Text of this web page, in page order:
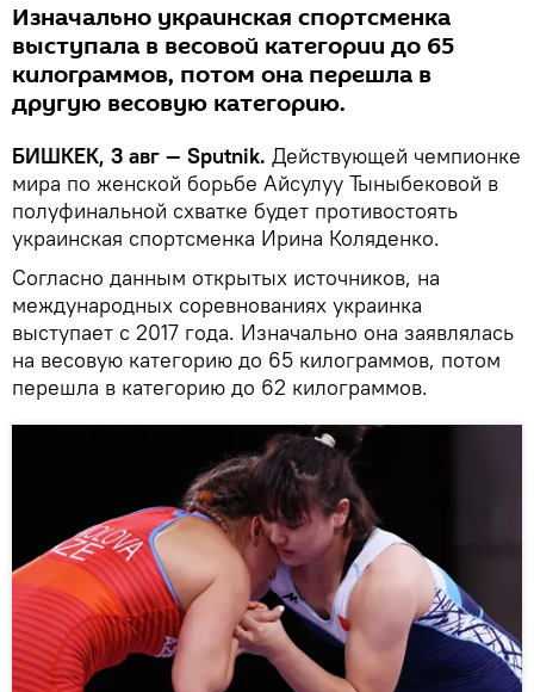
Изначально украинская спортсменка
выступала в весовой категории до 65
килограммов, потом она перешла в
другую весовую категорию.
БИШКЕК, 3 авг — Sputnik. Действующей чемпионке
мира по женской борьбе Айсулуу Тыныбековой в
полуфинальной схватке будет противостоять
украинская спортсменка Ирина Коляденко.
Согласно данным открытых источников, на
международных соревнованиях украинка
выступает с 2017 года. Изначально она заявлялась
на весовую категорию до 65 килограммов, потом
перешла в категорию до 62 килограммов.